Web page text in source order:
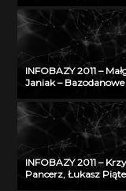
Budowlanej –
potencjału
nauce i gospodarce
INFOBAZY 2011 –
Janiak – Bazodanowe
przyrodniczych
INFOBAZY 2011 –
Pancerz, Łukasz